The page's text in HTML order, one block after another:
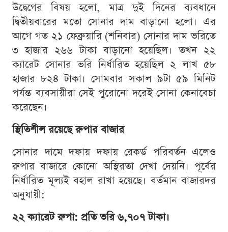
উদ্বেগের বিষয় হলো, মাত্র দুই দিনের ব্যবধানে
দ্বিতীয়বারের মতো সোনার দাম বাড়ানো হলো। এর
আগে গত ২১ ফেব্রুয়ারি (শনিবার) সোনার দাম ভরিতে
৩ হাজার ২৬৬ টাকা বাড়ানো হয়েছিল। তখন ২২
ক্যারেট সোনার ভরি নির্ধারিত হয়েছিল ২ লাখ ৫৮
হাজার ৮২৪ টাকা। সোমবার সকাল ৯টা ৫৯ মিনিট
পর্যন্ত ব্যবসায়ীরা সেই পুরোনো দরেই সোনা কেনাবেচা
করেছেন।
স্থিতিশীল রয়েছে রুপার বাজার
সোনার দামে দফায় দফায় রেকর্ড পরিবর্তন এলেও
রুপার বাজারে কোনো অস্থিরতা দেখা দেয়নি। পূর্বের
নির্ধারিত মূল্যই বহাল রাখা হয়েছে। বর্তমান বাজারদর
অনুযায়ী:
২২ ক্যারেট রুপা: প্রতি ভরি ৬,৭০৭ টাকা।